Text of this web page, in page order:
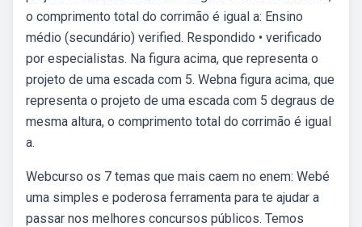
o comprimento total do corrimão é igual a: Ensino
médio (secundário) verified. Respondido • verificado
por especialistas. Na figura acima, que representa o
projeto de uma escada com 5. Webna figura acima, que
representa o projeto de uma escada com 5 degraus de
mesma altura, o comprimento total do corrimão é igual
a.
Webcurso os 7 temas que mais caem no enem: Webé
uma simples e poderosa ferramenta para te ajudar a
passar nos melhores concursos públicos. Temos